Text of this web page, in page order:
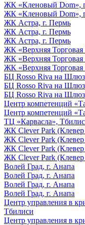
ЖК «Кленовый Dom»,
ЖК «Кленовый Dom»,
ЖК Астра, г. Пермь
ЖК Астра, г. Пермь
ЖК Астра, г. Пермь
ЖК «Верхняя Торговая
ЖК «Верхняя Торговая
ЖК «Верхняя Торговая
БЦ Rosso Riva на
БЦ Rosso Riva на
БЦ Rosso Riva на
Центр компетенций
Центр компетенций
ТЦ «Карвасла»,
ЖК Clever Park (Клевер
ЖК Clever Park (Клевер
ЖК Clever Park (Клевер
ЖК Clever Park (Клевер
Волей Град, г. Анапа
Волей Град, г. Анапа
Волей Град, г. Анапа
Волей Град, г. Анапа
Центр управления в
Тбилиси
Центр управления в